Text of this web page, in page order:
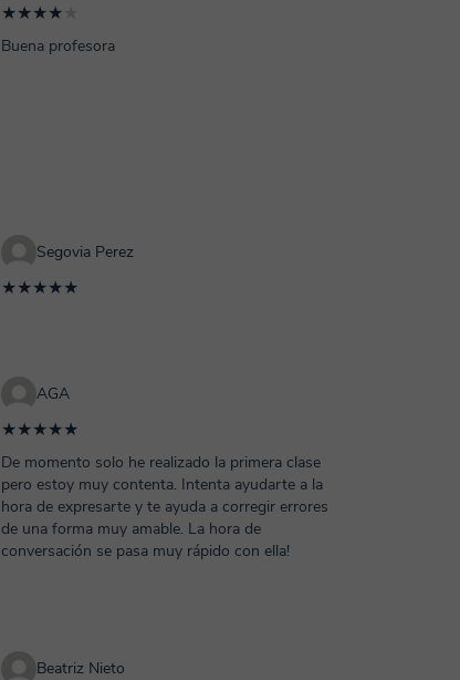
★★★★
Buena profesora
Segovia Perez
★★★★★
AGA
★★★★★
De momento solo he realizado la primera clase
pero estoy muy contenta. Intenta ayudarte a la
hora de expresarte y te ayuda a corregir errores
de una forma muy amable. La hora de
conversación se pasa muy rápido con ella!
Beatriz Nieto